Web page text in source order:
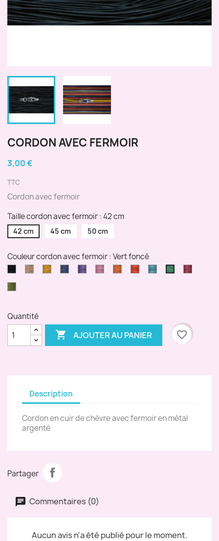
CORDON AVEC FERMOIR
3,00 €
TTC
Cordon avec fermoir
Taille cordon avec fermoir : 42 cm
42 cm 45 cm 50 cm
Couleur cordon avec fermoir : Vert foncé
Noir NatureJaune
Bleu VioletRoseOrangeRougeBleu
Vert
Quantité
 AJOUTER AU PANIER favorite_border
Description
Cordon en cuir de chèvre avec fermoir en métal
argenté
Partager
Commentaires (0)
Aucun avis n'a été publié pour le moment.